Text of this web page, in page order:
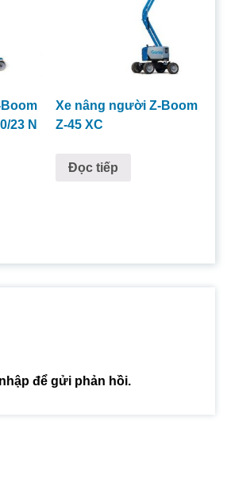
23 N
Xe nâng người Z-Boom
Z-45 XC
Đọc tiếp
để gửi phản hồi.